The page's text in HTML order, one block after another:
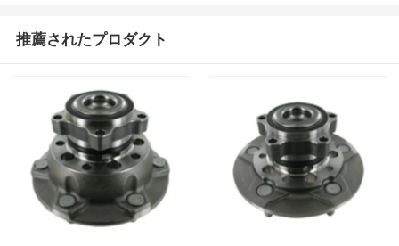
推薦されたプロダクト